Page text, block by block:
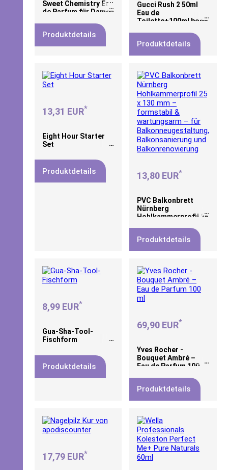
Sweet Chemistry Eau
de Parfum für Damen
Produktdetails
Gucci Rush 2 50ml
Eau de
Toilette+100ml body
Produktdetails
13,31 EUR*
Eight Hour Starter
Set
Produktdetails 13,80 EUR*
PVC Balkonbrett
Nürnberg
Hohlkammerprofil 25
wartungsarm – für
Balkonneugestaltung,
Balkonrenovierung
Produktdetails
8,99 EUR*
Gua-Sha-Tool-
Fischform
Produktdetails
69,90 EUR*
Yves Rocher -
Bouquet Ambré –
Eau de Parfum 100
Produktdetails
17,79 EUR*